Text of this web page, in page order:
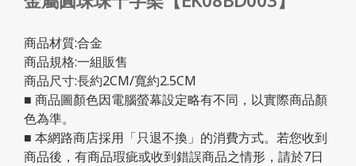
商品材質:合金
商品規格:一組販售
商品尺寸:長約2CM/寬約2.5CM
■ 商品圖顏色因電腦螢幕設定略有不同，以實際商品顏
色為準。
■ 本網路商店採用「只退不換」的消費方式。若您收到
商品後，有商品瑕疵或收到錯誤商品之情形，請於7日